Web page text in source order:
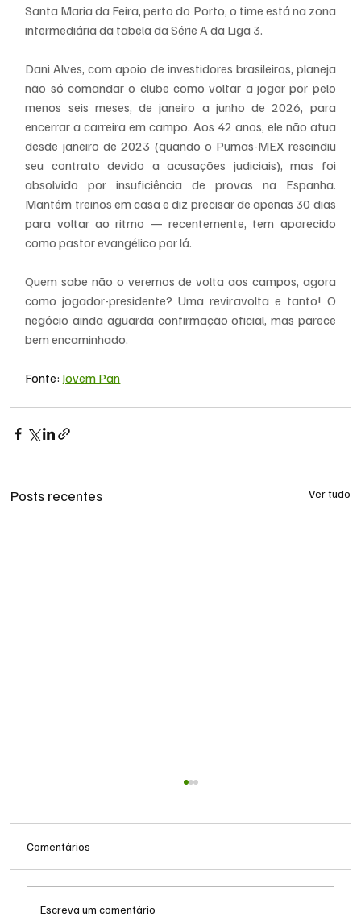
Santa Maria da Feira, perto do Porto, o time está na zona
intermediária da tabela da Série A da Liga 3.
Dani Alves, com apoio de investidores brasileiros, planeja
não só comandar o clube como voltar a jogar por pelo
menos seis meses, de janeiro a junho de 2026, para
encerrar a carreira em campo. Aos 42 anos, ele não atua
desde janeiro de 2023 (quando o Pumas-MEX rescindiu
seu contrato devido a acusações judiciais), mas foi
absolvido por insuficiência de provas na Espanha.
Mantém treinos em casa e diz precisar de apenas 30 dias
para voltar ao ritmo — recentemente, tem aparecido
como pastor evangélico por lá.
Quem sabe não o veremos de volta aos campos, agora
como jogador-presidente? Uma reviravolta e tanto! O
negócio ainda aguarda confirmação oficial, mas parece
bem encaminhado.
Fonte: Jovem Pan
Posts recentes Ver tudo
Comentários
Escreva um comentário